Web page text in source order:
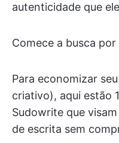
autenticidade que
Comece a busca
Para economizar
criativo), aqui estão
Sudowrite que
de escrita sem